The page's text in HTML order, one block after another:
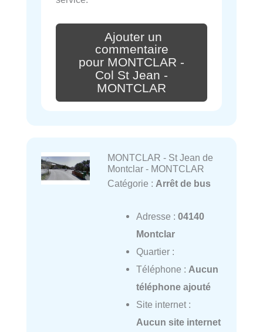
Ajouter un
commentaire
pour MONTCLAR -
Col St Jean -
MONTCLAR
MONTCLAR - St Jean de
Montclar - MONTCLAR
Catégorie : Arrêt de bus
Adresse : 04140
Montclar
Quartier :
Téléphone : Aucun
téléphone ajouté
Site internet :
Aucun site internet